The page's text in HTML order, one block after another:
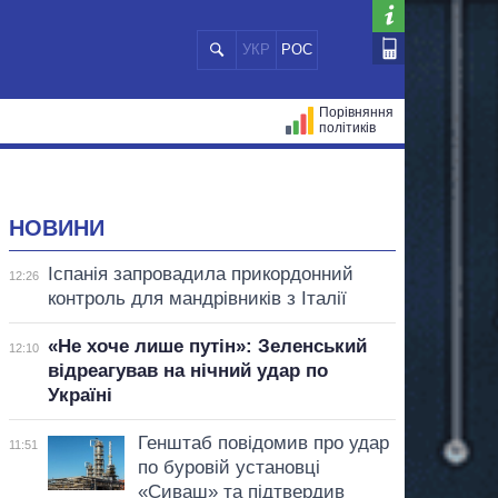
УКР РОС
Порівняння
політиків
НОВИНИ
12:26
Іспанія запровадила прикордонний
контроль для мандрівників з Італії
12:10
«Не хоче лише путін»: Зеленський
відреагував на нічний удар по
Україні
11:51
Генштаб повідомив про удар
по буровій установці
«Сиваш» та підтвердив